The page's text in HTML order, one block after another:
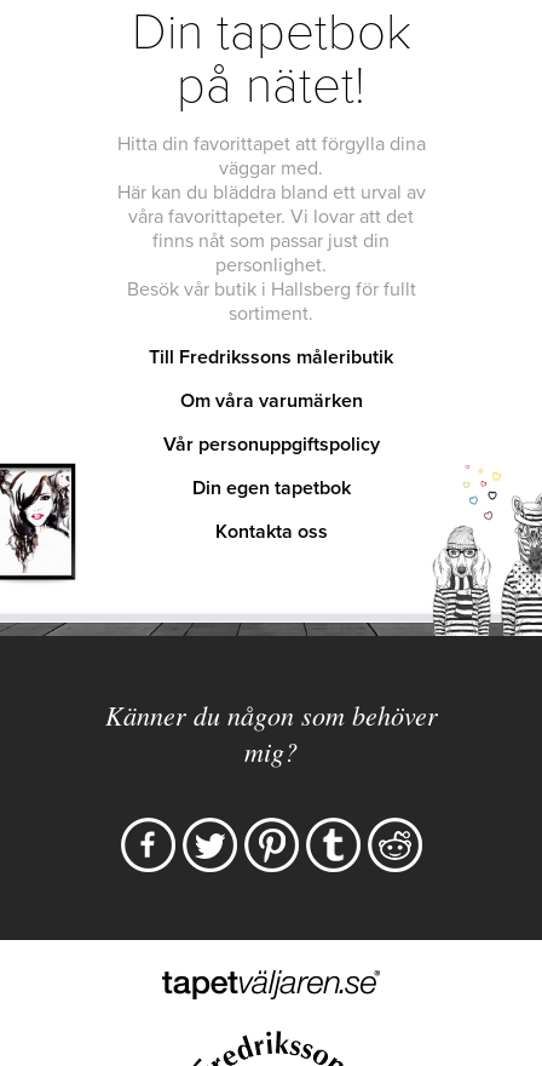
Din tapetbok
på nätet!
Hitta din favorittapet att förgylla dina
väggar med.
Här kan du bläddra bland ett urval av
våra favorittapeter. Vi lovar att det
finns nåt som passar just din
personlighet.
Besök vår butik i Hallsberg för fullt
sortiment.
Till Fredrikssons måleributik
Om våra varumärken
Vår personuppgiftspolicy
Din egen tapetbok
Kontakta oss
Känner du någon som behöver
mig?